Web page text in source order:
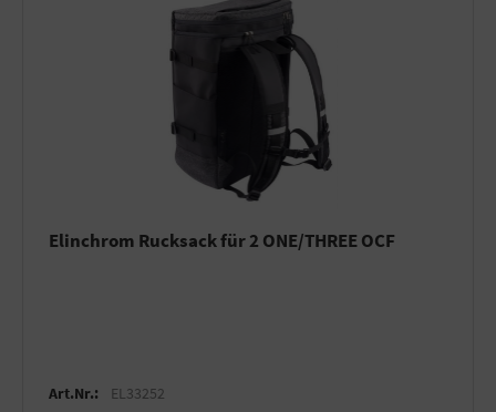
Elinchrom Rucksack für 2 ONE/THREE OCF
Art.Nr.: EL33252